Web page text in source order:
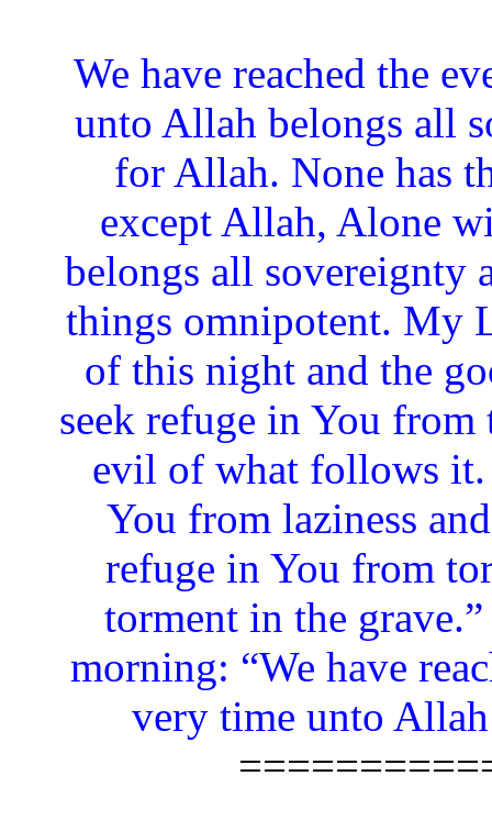
“We have reached the
unto Allah belongs all
for Allah. None has
except Allah, Alone
belongs all sovereignty
things omnipotent. My
of this night and the
seek refuge in You
evil of what follows
You from laziness
refuge in You from
torment in the
morning: “We have
very time unto